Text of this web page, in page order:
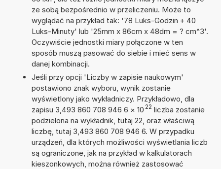
ze sobą bezpośrednio w przeliczeniu. Może to
wyglądać na przykład tak: '78 Luks-Godzin + 40
Luks-Minuty' lub '25mm x 86cm x 48dm = ? cm^3'.
Oczywiście jednostki miary połączone w ten
sposób muszą pasować do siebie i mieć sens w
danej kombinacji.
Jeśli przy opcji 'Liczby w zapisie naukowym'
postawiono znak wyboru, wynik zostanie
wyświetlony jako wykładniczy. Przykładowo, dla
zapisu 3,493 860 708 946 6 × 10 22 liczba zostanie
podzielona na wykładnik, tutaj 22, oraz właściwą
liczbę, tutaj 3,493 860 708 946 6. W przypadku
urządzeń, dla których możliwości wyświetlania liczb
są ograniczone, jak na przykład w kalkulatorach
kieszonkowych, można również zastosować